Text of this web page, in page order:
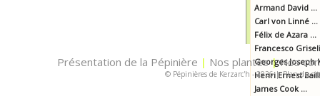
Armand David ...
Carl von Linné ...
Félix de Azara ...
Francesco
Georges Joseph
Henri Ernest
James Cook ...
Présentation de la Pépinière | Nos plantes|Nos
© Pépinières de Kerzarc'h - 2026|Plan du